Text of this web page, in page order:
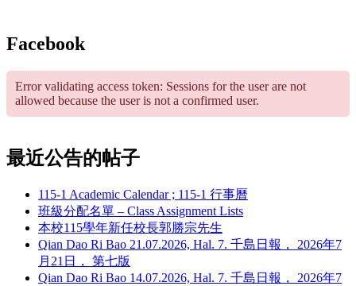
Facebook
Error validating access token: Sessions for the user are not
allowed because the user is not a confirmed user.
最近公告的帖子
115-1 Academic Calendar ; 115-1 行事曆
班級分配名單 – Class Assignment Lists
本校115學年新任校長郭勝宗先生
Qian Dao Ri Bao 21.07.2026, Hal. 7. 千島日報， 2026年7
月21日， 第七版
Qian Dao Ri Bao 14.07.2026, Hal. 7. 千島日報， 2026年7